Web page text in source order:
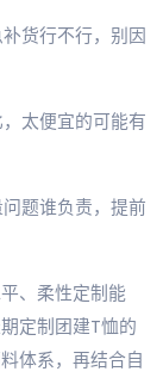
货行不行，别因
太便宜的可能有
题谁负责，提前
、柔性定制能
定制团建T恤的
体系，再结合自